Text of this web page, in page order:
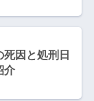
因と処刑日
介